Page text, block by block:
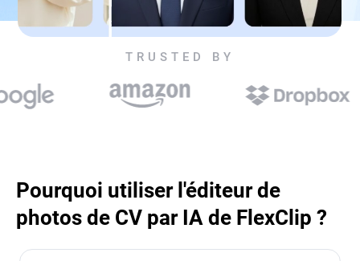
TRUSTED BY
Pourquoi utiliser l'éditeur de
photos de CV par IA de FlexClip ?